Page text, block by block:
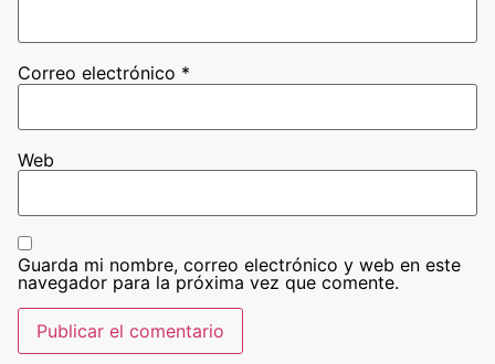
Correo electrónico *
Web
Guarda mi nombre, correo electrónico y web en este
navegador para la próxima vez que comente.